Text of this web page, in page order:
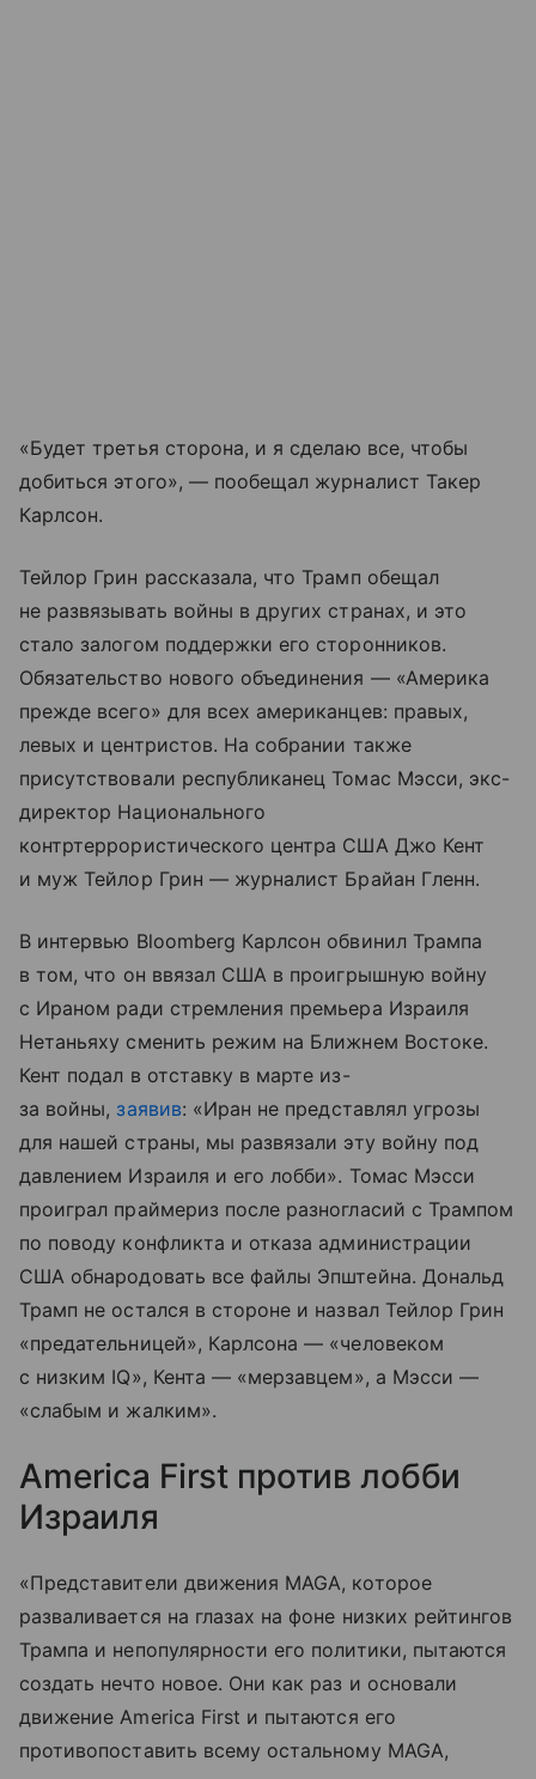
«Будет третья сторона, и я сделаю все, чтобы
добиться этого», — пообещал журналист Такер
Карлсон.
Тейлор Грин рассказала, что Трамп обещал
не развязывать войны в других странах, и это
стало залогом поддержки его сторонников.
Обязательство нового объединения — «Америка
прежде всего» для всех американцев: правых,
левых и центристов. На собрании также
присутствовали республиканец Томас Мэсси, экс-
директор Национального
контртеррористического центра США Джо Кент
и муж Тейлор Грин — журналист Брайан Гленн.
В интервью Bloomberg Карлсон обвинил Трампа
в том, что он ввязал США в проигрышную войну
с Ираном ради стремления премьера Израиля
Нетаньяху сменить режим на Ближнем Востоке.
Кент подал в отставку в марте из-
за войны, заявив: «Иран не представлял угрозы
для нашей страны, мы развязали эту войну под
давлением Израиля и его лобби». Томас Мэсси
проиграл праймериз после разногласий с Трампом
по поводу конфликта и отказа администрации
США обнародовать все файлы Эпштейна. Дональд
Трамп не остался в стороне и назвал Тейлор Грин
«предательницей», Карлсона — «человеком
с низким IQ», Кента — «мерзавцем», а Мэсси —
«слабым и жалким».
America First против лобби
Израиля
«Представители движения MAGA, которое
разваливается на глазах на фоне низких рейтингов
Трампа и непопулярности его политики, пытаются
создать нечто новое. Они как раз и основали
движение America First и пытаются его
противопоставить всему остальному MAGA,